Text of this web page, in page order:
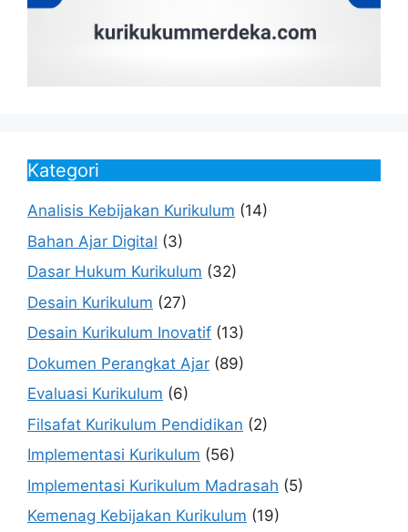
Kategori
Analisis Kebijakan Kurikulum (14)
Bahan Ajar Digital (3)
Dasar Hukum Kurikulum (32)
Desain Kurikulum (27)
Desain Kurikulum Inovatif (13)
Dokumen Perangkat Ajar (89)
Evaluasi Kurikulum (6)
Filsafat Kurikulum Pendidikan (2)
Implementasi Kurikulum (56)
Implementasi Kurikulum Madrasah (5)
Kemenag Kebijakan Kurikulum (19)